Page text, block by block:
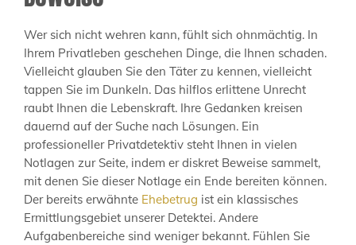
Wer sich nicht wehren kann, fühlt sich ohnmächtig. In
Ihrem Privatleben geschehen Dinge, die Ihnen schaden.
Vielleicht glauben Sie den Täter zu kennen, vielleicht
tappen Sie im Dunkeln. Das hilflos erlittene Unrecht
raubt Ihnen die Lebenskraft. Ihre Gedanken kreisen
dauernd auf der Suche nach Lösungen. Ein
professioneller Privatdetektiv steht Ihnen in vielen
Notlagen zur Seite, indem er diskret Beweise sammelt,
mit denen Sie dieser Notlage ein Ende bereiten können.
Der bereits erwähnte Ehebetrug ist ein klassisches
Ermittlungsgebiet unserer Detektei. Andere
Aufgabenbereiche sind weniger bekannt. Fühlen Sie